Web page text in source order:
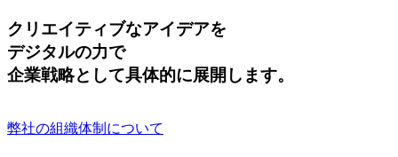
クリエイティブなアイデアを
デジタルの力で
企業戦略として具体的に展開します。
弊社の組織体制について